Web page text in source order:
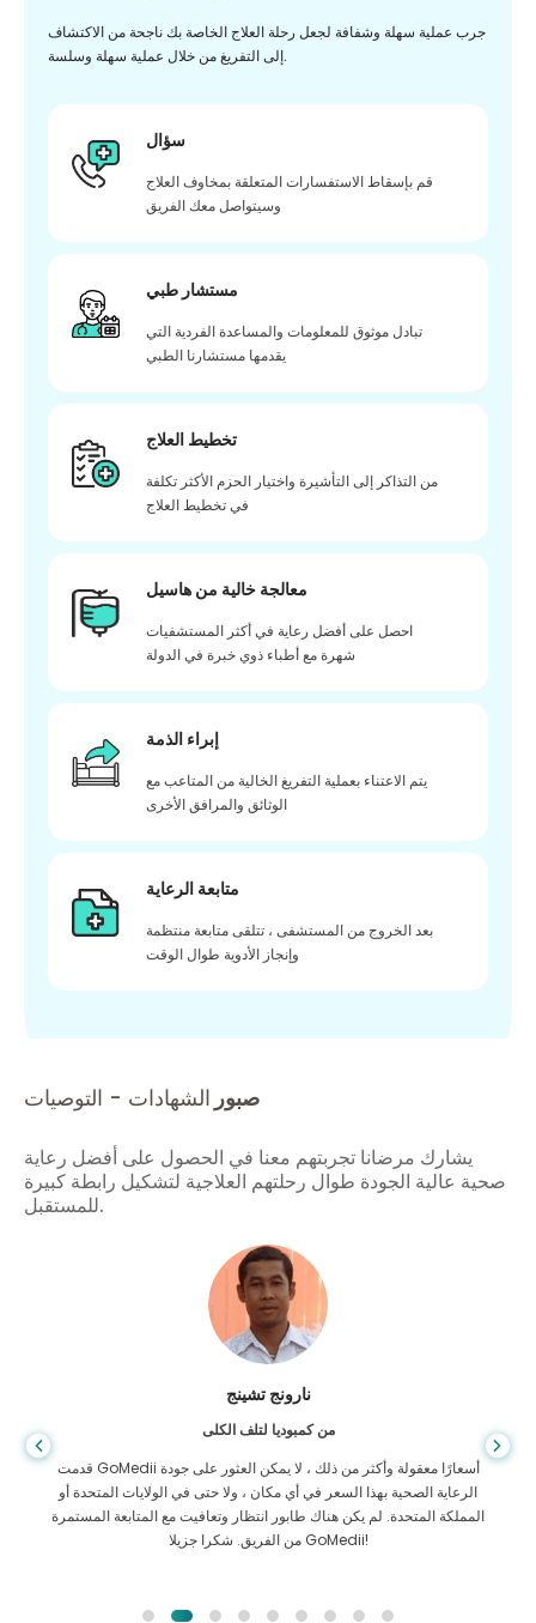
جرب عملية سهلة وشفافة لجعل رحلة العلاج الخاصة بك ناجحة من الاكتشاف
إلى التفريغ من خلال عملية سهلة وسلسة.
سؤال
قم بإسقاط الاستفسارات المتعلقة بمخاوف العلاج
وسيتواصل معك الفريق
مستشار طبي
تبادل موثوق للمعلومات والمساعدة الفردية التي
يقدمها مستشارنا الطبي
تخطيط العلاج
من التذاكر إلى التأشيرة واختيار الحزم الأكثر تكلفة
في تخطيط العلاج
معالجة خالية من هاسيل
احصل على أفضل رعاية في أكثر المستشفيات
شهرة مع أطباء ذوي خبرة في الدولة
إبراء الذمة
يتم الاعتناء بعملية التفريغ الخالية من المتاعب مع
الوثائق والمرافق الأخرى
متابعة الرعاية
بعد الخروج من المستشفى ، تتلقى متابعة منتظمة
وإنجاز الأدوية طوال الوقت
صبور الشهادات - التوصيات
يشارك مرضانا تجربتهم معنا في الحصول على أفضل رعاية
صحية عالية الجودة طوال رحلتهم العلاجية لتشكيل رابطة كبيرة
للمستقبل.
شاندها داس
من بنغلاديش لأمراض الجهاز الهضمي
لقد شكرت ابني وفريق GoMedii الرائع الذي ساعدني في رحلتي من
بنغلاديش إلى الهند لتلقي العلاج. لقد اتخذنا الخيار الصحيح في اختيار
GoMedii. حتى بعد العلاج يحتفظون بعلاقة قوية معنا